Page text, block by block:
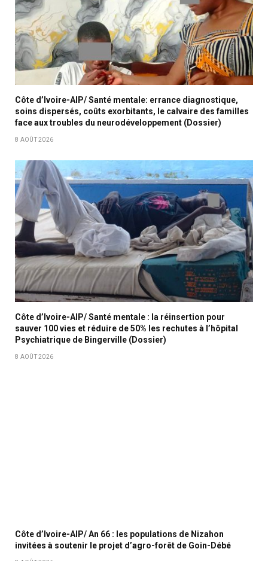
Côte d’Ivoire-AIP/ Santé mentale: errance diagnostique,
soins dispersés, coûts exorbitants, le calvaire des familles
face aux troubles du neurodéveloppement (Dossier)
8 AOÛT 2026
Côte d’Ivoire-AIP/ Santé mentale : la réinsertion pour
sauver 100 vies et réduire de 50% les rechutes à l’hôpital
Psychiatrique de Bingerville (Dossier)
8 AOÛT 2026
Côte d’Ivoire-AIP/ An 66 : les populations de Nizahon
invitées à soutenir le projet d’agro-forêt de Goin-Débé